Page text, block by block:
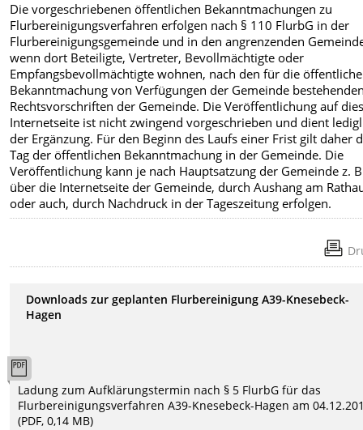
Die vorgeschriebenen öffentlichen Bekanntmachungen zu
Flurbereinigungsverfahren erfolgen nach § 110 FlurbG in der
Flurbereinigungsgemeinde und in den angrenzenden
wenn dort Beteiligte, Vertreter, Bevollmächtigte oder
Empfangsbevollmächtigte wohnen, nach den für die öffentliche
Bekanntmachung von Verfügungen der Gemeinde
Rechtsvorschriften der Gemeinde. Die Veröffentlichung auf
Internetseite ist nicht zwingend vorgeschrieben und dient
der Ergänzung. Für den Beginn des Laufs einer Frist gilt daher
Tag der öffentlichen Bekanntmachung in der Gemeinde. Die
Veröffentlichung kann je nach Hauptsatzung der Gemeinde z.
über die Internetseite der Gemeinde, durch Aushang am
oder auch, durch Nachdruck in der Tageszeitung erfolgen.
Downloads zur geplanten Flurbereinigung A39-Knesebeck-
Hagen
Ladung zum Aufklärungstermin nach § 5 FlurbG für das
Flurbereinigungsverfahren A39-Knesebeck-Hagen am
(PDF, 0,14 MB)